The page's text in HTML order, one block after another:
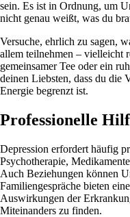
sein. Es ist in Ordnung, um
nicht genau weißt, was du
Versuche, ehrlich zu sagen,
allem teilnehmen – vielleicht
gemeinsamer Tee oder ein
deinen Liebsten, dass du die
Energie begrenzt ist.
Professionelle
Depression erfordert häufig
Psychotherapie,
Auch Beziehungen können
Familiengespräche bieten
Auswirkungen der
Miteinanders zu finden.